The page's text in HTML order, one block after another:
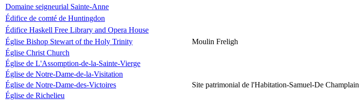
Domaine seigneurial Sainte-Anne
Édifice de comté de Huntingdon
Édifice Haskell Free Library and Opera House
Église Bishop Stewart of the Holy Trinity
Moulin Freligh
Église Christ Church
Église de L'Assomption-de-la-Sainte-Vierge
Église de Notre-Dame-de-la-Visitation
Église de Notre-Dame-des-Victoires
Site patrimonial de l'Habitation-Samuel-De Champlain
Église de Richelieu